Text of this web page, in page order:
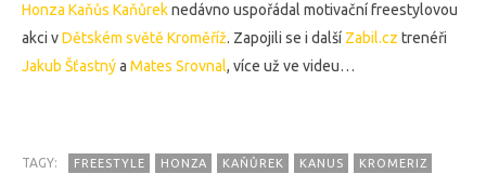
Honza Kaňůs Kaňůreknedávno uspořádal motivační freestylovou
akci vDětském světě Kroměříž. Zapojili se i další Zabil.cz trenéři
Jakub Šťastnýa Mates Srovnal, více už ve videu…
TAGY: FREESTYLE HONZA KAŇŮREK KANUS
KROMERIZ